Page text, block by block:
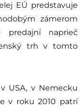
EÚ predstavuje
zámerom
naprieč
trh v tomto
USA, v Nemecku
v roku 2010 patrí